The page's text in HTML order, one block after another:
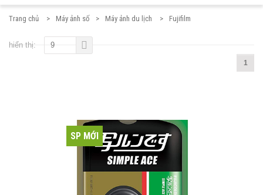
Trang chủ Máy ảnh số Máy ảnh du lịch Fujifilm
1
hiển thị: 9
SP MỚI